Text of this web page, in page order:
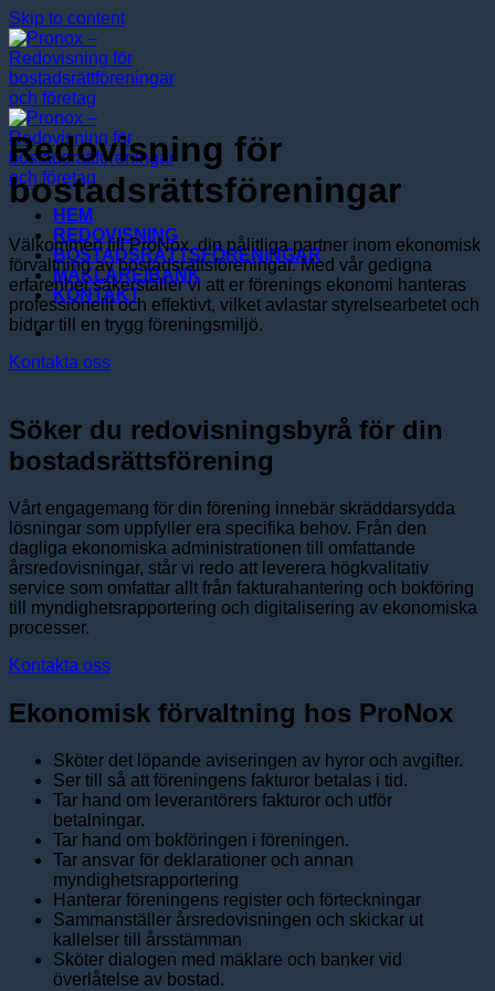
Skip to content
HEM
REDOVISNING
BOSTADSRÄTTSFÖRENINGAR
MÄKLARE/BANK
KONTAKT
Redovisning för
bostadsrättsföreningar
Välkommen till ProNox, din pålitliga partner inom ekonomisk
förvaltning av bostadsrättsföreningar. Med vår gedigna
erfarenhet säkerställer vi att er förenings ekonomi hanteras
professionellt och effektivt, vilket avlastar styrelsearbetet och
bidrar till en trygg föreningsmiljö.
Kontakta oss
Söker du redovisningsbyrå för din
bostadsrättsförening
Vårt engagemang för din förening innebär skräddarsydda
lösningar som uppfyller era specifika behov. Från den
dagliga ekonomiska administrationen till omfattande
årsredovisningar, står vi redo att leverera högkvalitativ
service som omfattar allt från fakturahantering och bokföring
till myndighetsrapportering och digitalisering av ekonomiska
processer.
Kontakta oss
Ekonomisk förvaltning hos ProNox
Sköter det löpande aviseringen av hyror och avgifter.
Ser till så att föreningens fakturor betalas i tid.
Tar hand om leverantörers fakturor och utför
betalningar.
Tar hand om bokföringen i föreningen.
Tar ansvar för deklarationer och annan
myndighetsrapportering
Hanterar föreningens register och förteckningar
Sammanställer årsredovisningen och skickar ut
kallelser till årsstämman
Sköter dialogen med mäklare och banker vid
överlåtelse av bostad.